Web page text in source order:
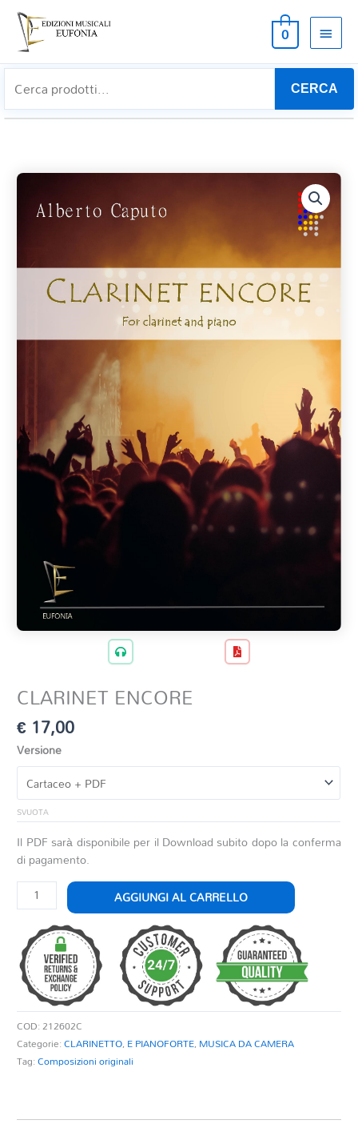
0
CERCA
CLARINET ENCORE
€ 17,00
Versione
SVUOTA
Il PDF sarà disponibile per il Download subito dopo la conferma
di pagamento.
CLARINET
ENCORE
quantità
AGGIUNGI AL CARRELLO
COD:212602C
Categorie:CLARINETTO, E PIANOFORTE, MUSICA DA CAMERA
Tag:Composizioni originali